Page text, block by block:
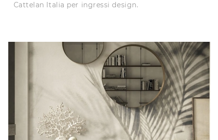
Cattelan Italia per ingressi design.